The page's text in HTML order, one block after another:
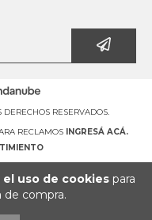
uso de cookiespara
de compra.
RESERVADOS.
RECLAMOS INGRESÁ ACÁ.